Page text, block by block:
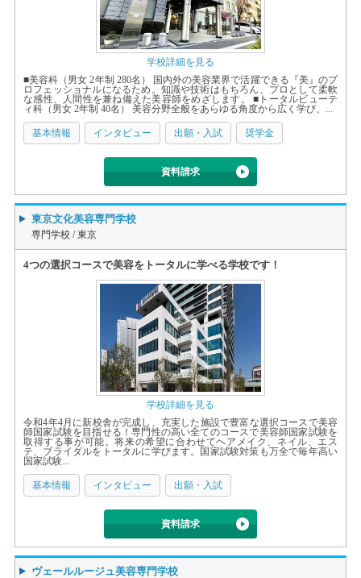
学校詳細を見る
■美容科（男女 2年制 280名） 国内外の美容業界で活躍できる『美』のプ
ロフェッショナルになるため。知識や技術はもちろん、プロとして柔軟
な感性、人間性を兼ね備えた美容師をめざします。 ■トータルビューテ
ィ科（男女 2年制 40名） 美容分野全般をあらゆる角度から広く学び、...
基本情報 インタビュー 出願・入試 奨学金
資料請求
東京文化美容専門学校
専門学校 /東京
4つの選択コースで美容をトータルに学べる学校です！
学校詳細を見る
令和4年4月に新校舎が完成し、充実した施設で豊富な選択コースで美容
師国家試験を目指せる！専門性の高い全てのコースで美容師国家試験を
取得する事が可能。将来の希望に合わせてヘアメイク、ネイル、エス
テ、ブライダルをトータルに学びます。国家試験対策も万全で毎年高い
国家試験...
基本情報 インタビュー 出願・入試
資料請求
ヴェールルージュ美容専門学校